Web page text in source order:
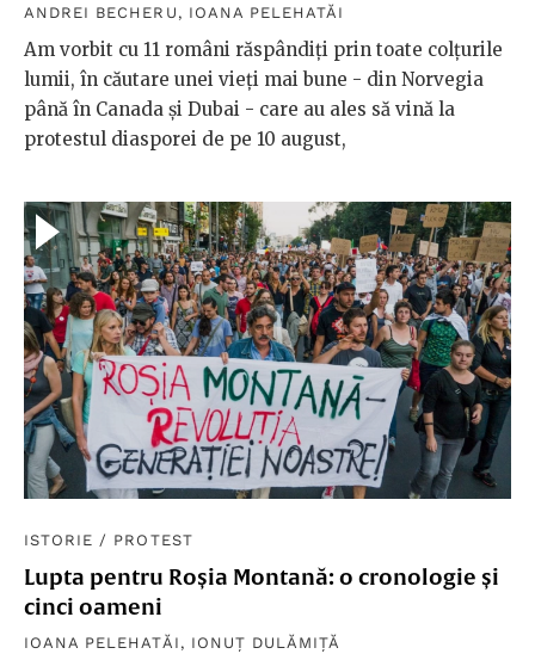
ANDREI BECHERU , IOANA PELEHATĂI
Am vorbit cu 11 români răspândiți prin toate colțurile
lumii, în căutare unei vieți mai bune - din Norvegia
până în Canada și Dubai - care au ales să vină la
protestul diasporei de pe 10 august,
ISTORIE / PROTEST
Lupta pentru Roșia Montană: o cronologie și
cinci oameni
IOANA PELEHATĂI , IONUȚ DULĂMIȚĂ